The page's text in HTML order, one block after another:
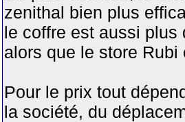
zenithal bien plus
le coffre est aussi plus
alors que le store
Pour le prix tout
la société, du